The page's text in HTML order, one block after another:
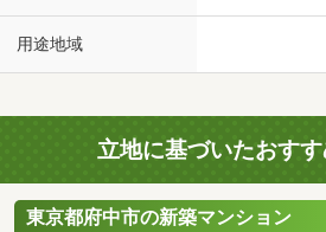
用途地域
立地に基づいたおす
東京都府中市の新築マンション